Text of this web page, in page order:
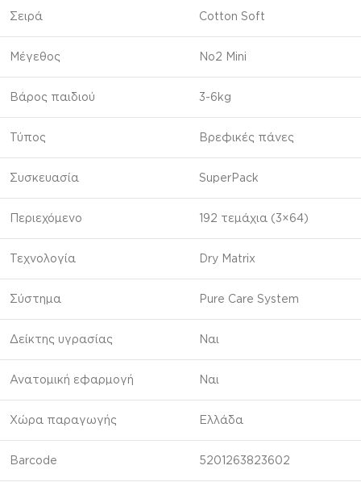
Σειρά Cotton Soft
Μέγεθος No2 Mini
Βάρος παιδιού 3-6kg
Τύπος Βρεφικές πάνες
Συσκευασία SuperPack
Περιεχόμενο 192 τεμάχια (3×64)
Τεχνολογία Dry Matrix
Σύστημα Pure Care System
Δείκτης υγρασίας Ναι
Ανατομική εφαρμογή Ναι
Χώρα παραγωγής Ελλάδα
Barcode 5201263823602